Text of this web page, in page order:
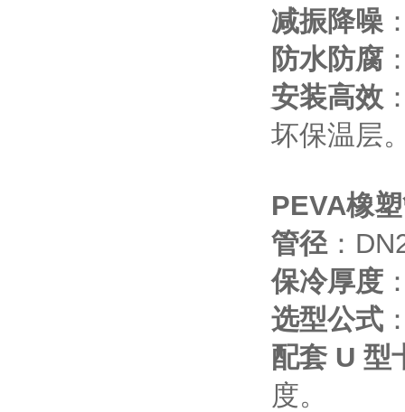
减振降噪
防水防腐
安装高效
坏保温层
PEVA橡
管径：
保冷厚度
选型公式
配套 U 型
度。